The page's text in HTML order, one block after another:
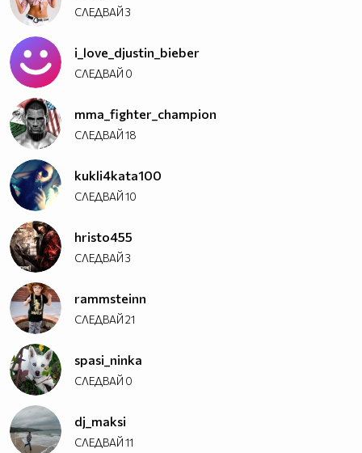
СЛЕДВАЙ3
i_love_djustin_bieber
СЛЕДВАЙ 0
mma_fighter_champion
СЛЕДВАЙ18
kukli4kata100
СЛЕДВАЙ10
hristo455
СЛЕДВАЙ3
rammsteinn
СЛЕДВАЙ21
spasi_ninka
СЛЕДВАЙ 0
dj_maksi
СЛЕДВАЙ11